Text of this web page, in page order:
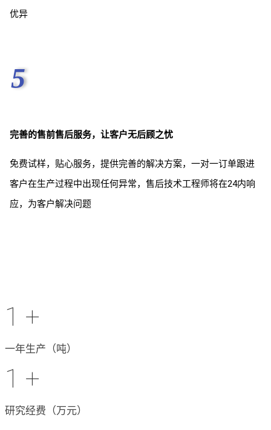
优异
5
完善的售前售后服务，让客户无后顾之忧
免费试样，贴心服务，提供完善的解决方案，一对一订单跟进
客户在生产过程中出现任何异常，售后技术工程师将在24内响
应，为客户解决问题
1 +
一年生产（吨）
1 +
研究经费（万元）